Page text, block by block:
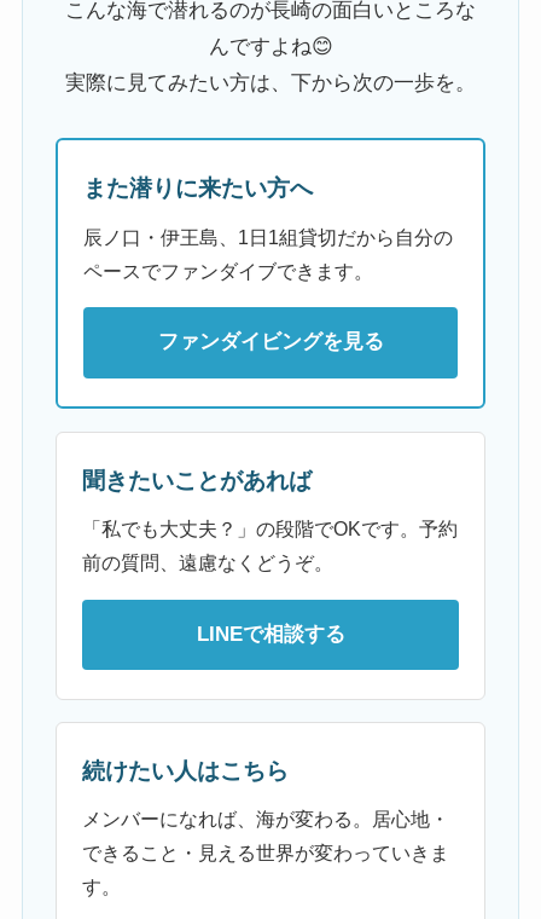
こんな海で潜れるのが長崎の面白いところな
んですよね😊
実際に見てみたい方は、下から次の一歩を。
また潜りに来たい方へ
辰ノ口・伊王島、1日1組貸切だから自分の
ペースでファンダイブできます。
ファンダイビングを見る
聞きたいことがあれば
「私でも大丈夫？」の段階でOKです。予約
前の質問、遠慮なくどうぞ。
LINEで相談する
続けたい人はこちら
メンバーになれば、海が変わる。居心地・
できること・見える世界が変わっていきま
す。